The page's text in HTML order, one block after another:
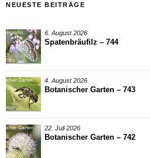
NEUESTE BEITRÄGE
6. August 2026
Spatenbräufilz – 744
4. August 2026
Botanischer Garten – 743
22. Juli 2026
Botanischer Garten – 742